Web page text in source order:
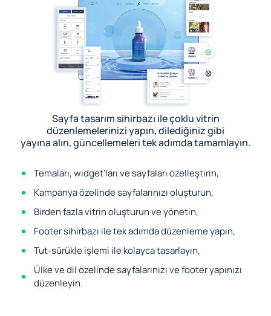
Sayfa tasarım sihirbazı ile çoklu vitrin
düzenlemelerinizi yapın, dilediğiniz gibi
yayına alın, güncellemeleri tek adımda tamamlayın.
Temaları, widget’ları ve sayfaları özelleştirin,
Kampanya özelinde sayfalarınızı oluşturun,
Birden fazla vitrin oluşturun ve yönetin,
Footer sihirbazı ile tek adımda düzenleme yapın,
Tut-sürükle işlemi ile kolayca tasarlayın,
Ülke ve dil özelinde sayfalarınızı ve footer yapınızı
düzenleyin.